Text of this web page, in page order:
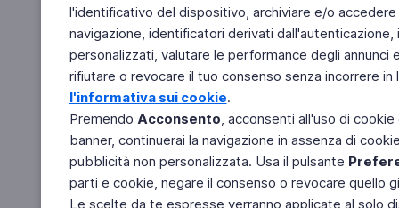
l'identificativo del dispositivo, archiviare e/o
navigazione, identificatori derivati
personalizzati, valutare le performance degli
rifiutare o revocare il tuo consenso senza incorrere
l'informativa sui cookie.
Premendo Acconsento, acconsenti all'uso di
banner, continuerai la navigazione in assenza di
pubblicità non personalizzata. Usa il pulsante
parti e cookie, negare il consenso o revocare quello
Le scelte da te espresse verranno applicate al solo